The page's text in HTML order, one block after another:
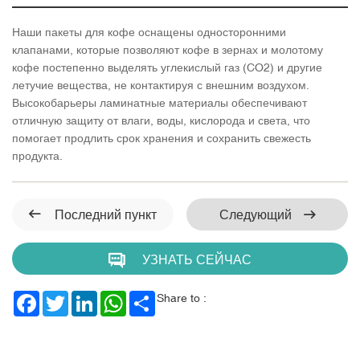
Наши пакеты для кофе оснащены односторонними
клапанами, которые позволяют кофе в зернах и молотому
кофе постепенно выделять углекислый газ (CO2) и другие
летучие вещества, не контактируя с внешним воздухом.
Высокобарьеры ламинатные материалы обеспечивают
отличную защиту от влаги, воды, кислорода и света, что
помогает продлить срок хранения и сохранить свежесть
продукта.
Последний пункт Следующий
УЗНАТЬ СЕЙЧАС
Share to :
FacebookTwitterLinkedInWhatsApp
Share